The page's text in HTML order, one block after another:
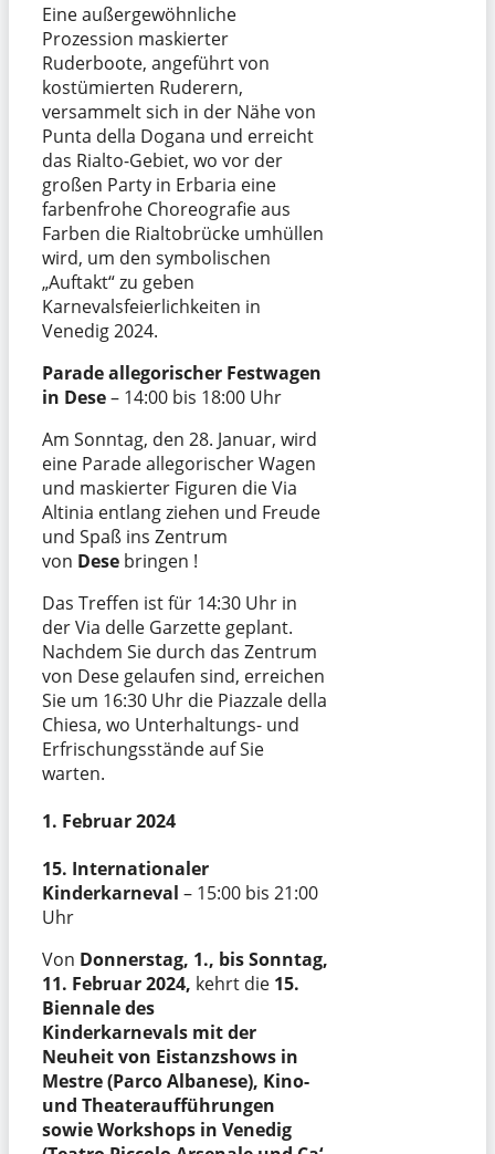
Eine außergewöhnliche
Prozession maskierter
Ruderboote, angeführt von
kostümierten Ruderern,
versammelt sich in der Nähe von
Punta della Dogana und erreicht
das Rialto-Gebiet, wo vor der
großen Party in Erbaria eine
farbenfrohe Choreografie aus
Farben die Rialtobrücke umhüllen
wird, um den symbolischen
„Auftakt“ zu geben
Karnevalsfeierlichkeiten in
Venedig 2024.
Parade allegorischer Festwagen
in Dese– 14:00 bis 18:00 Uhr
Am Sonntag, den 28. Januar, wird
eine Parade allegorischer Wagen
und maskierter Figuren die Via
Altinia entlang ziehen und Freude
und Spaß ins Zentrum
von Dese bringen !
Das Treffen ist für 14:30 Uhr in
der Via delle Garzette geplant.
Nachdem Sie durch das Zentrum
von Dese gelaufen sind, erreichen
Sie um 16:30 Uhr die Piazzale della
Chiesa, wo Unterhaltungs- und
Erfrischungsstände auf Sie
warten.
1. Februar 2024
15. Internationaler
Kinderkarneval – 15:00 bis 21:00
Uhr
Von Donnerstag, 1., bis Sonntag,
11. Februar 2024, kehrt die 15.
Biennale des
Kinderkarnevals mit der
Neuheit von Eistanzshows in
Mestre (Parco Albanese), Kino-
und Theateraufführungen
sowie Workshops in Venedig